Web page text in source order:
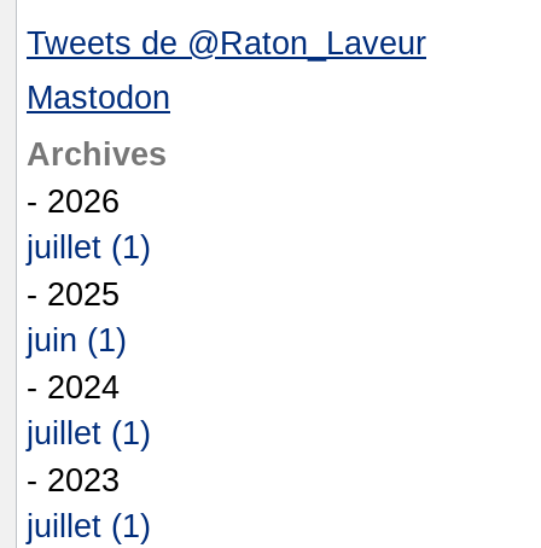
Tweets de @Raton_Laveur
Mastodon
Archives
- 2026
juillet (1)
- 2025
juin (1)
- 2024
juillet (1)
- 2023
juillet (1)